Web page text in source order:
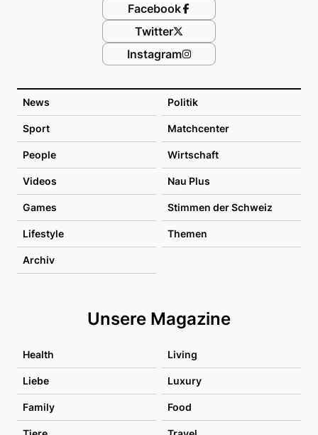
News Politik
Sport Matchcenter
People Wirtschaft
Videos Nau Plus
Games Stimmen der Schweiz
Lifestyle Themen
Archiv
Unsere Magazine
Health Living
Liebe Luxury
Family Food
Facebook
Twitter
Instagram